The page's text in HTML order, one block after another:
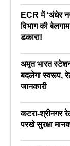
ECR में ‘अंधेर
विभाग की
डकारा!
अमृत भारत
बदलेगा स्वरूप,
जानकारी
कटरा-श्रीनगर
परखे सुरक्षा